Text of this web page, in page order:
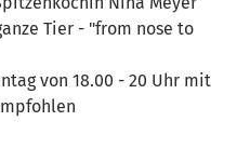
Tier - "from nose to
von 18.00 - 20 Uhr mit